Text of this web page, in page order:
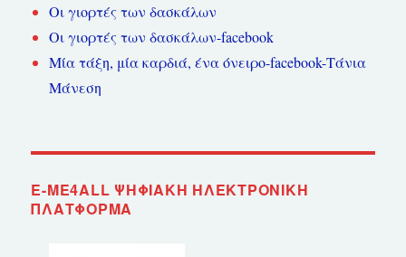
Οι γιορτές των δασκάλων
Οι γιορτές των δασκάλων-facebook
Μία τάξη, μία καρδιά, ένα όνειρο-facebook-Τάνια
Μάνεση
E-ME4ALL ΨΗΦΙΑΚΉ ΗΛΕΚΤΡΟΝΙΚΉ
ΠΛΑΤΦΌΡΜΑ